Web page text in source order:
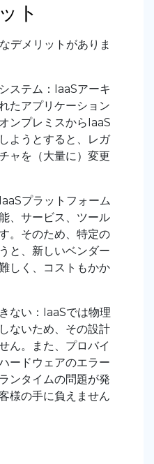
ト
デメリットがありま
ステム：IaaSアーキ
たアプリケーション
ンプレミスからIaaS
ようとすると、レガ
ャを（大量に）変更
プラットフォーム
、サービス、ツール
。そのため、特定の
と、新しいベンダー
しく、コストもかか
ない：IaaSでは物理
ないため、その設計
ん。また、プロバイ
ードウェアのエラー
ンタイムの問題が発
様の手に負えません